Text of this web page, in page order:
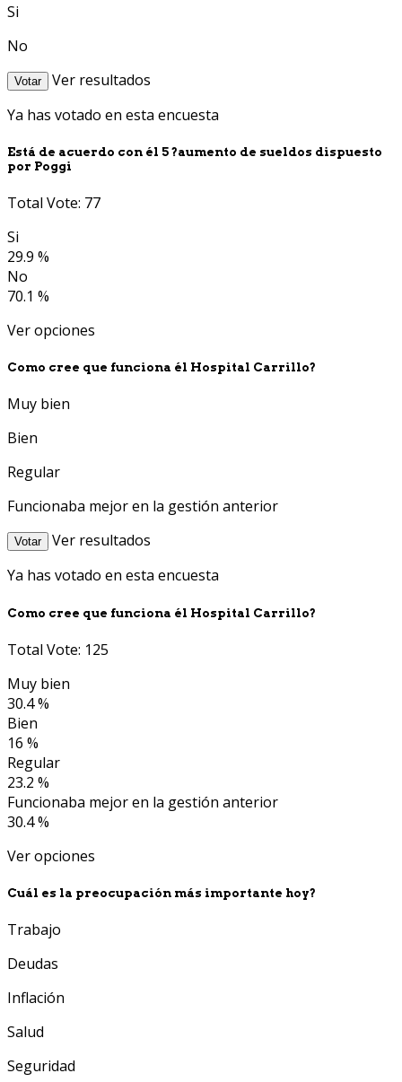
Si
No
Votar
Ver resultados
Ya has votado en esta encuesta
Está de acuerdo con él 5 ?aumento de sueldos dispuesto
por Poggi
Total Vote: 77
Si
29.9 %
No
70.1 %
Ver opciones
Como cree que funciona él Hospital Carrillo?
Muy bien
Bien
Regular
Funcionaba mejor en la gestión anterior
Votar
Ver resultados
Ya has votado en esta encuesta
Como cree que funciona él Hospital Carrillo?
Total Vote: 125
Muy bien
30.4 %
Bien
16 %
Regular
23.2 %
Funcionaba mejor en la gestión anterior
30.4 %
Ver opciones
Cuál es la preocupación más importante hoy?
Trabajo
Deudas
Inflación
Salud
Seguridad